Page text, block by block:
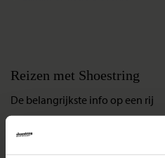
Reizen met Shoestring
De belangrijkste info op een rij